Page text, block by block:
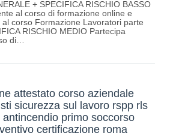
+ SPECIFICA RISCHIO BASSO
al corso di formazione online e
al corso Formazione Lavoratori parte
RISCHIO MEDIO Partecipa
di…
attestato corso aziendale
sicurezza sul lavoro rspp rls
primo soccorso
certificazione roma